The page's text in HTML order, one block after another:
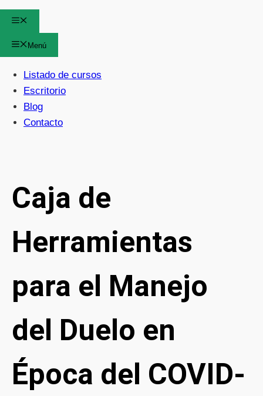
Menú
Listado de cursos
Escritorio
Blog
Contacto
Caja de
Herramientas
para el Manejo
del Duelo en
Época del COVID-